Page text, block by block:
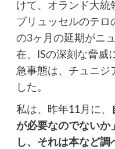
けて、オランド大統
ブリュッセルのテロ
の3ヶ月の延期がニ
在、ISの深刻な脅威
急事態は、チュニジ
した。
私は、昨年11月に、
が必要なのでないか
し、それは本など